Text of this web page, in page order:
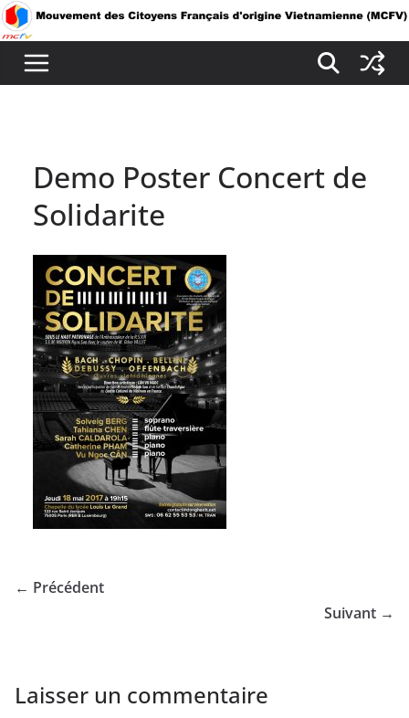
Passer
au
contenu
Demo Poster Concert de
Solidarite
← Précédent
Suivant →
Laisser un commentaire